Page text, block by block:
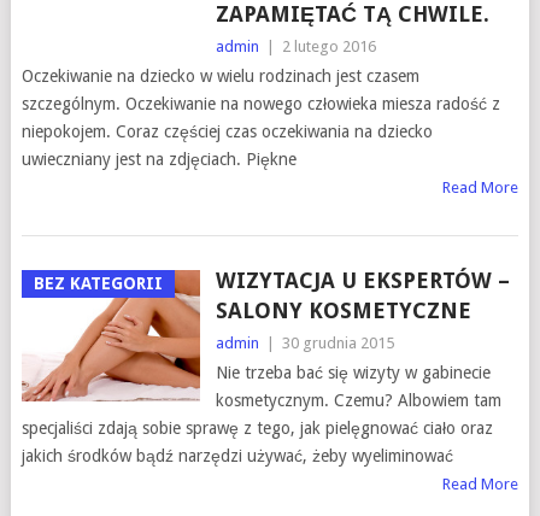
ZAPAMIĘTAĆ TĄ CHWILE.
admin 2 lutego 2016
Oczekiwanie na dziecko w wielu rodzinach jest czasem
szczególnym. Oczekiwanie na nowego człowieka miesza radość z
niepokojem. Coraz częściej czas oczekiwania na dziecko
uwieczniany jest na zdjęciach. Piękne
Read More
BEZ KATEGORII
WIZYTACJA U EKSPERTÓW –
SALONY KOSMETYCZNE
admin 30 grudnia 2015
Nie trzeba bać się wizyty w gabinecie
kosmetycznym. Czemu? Albowiem tam
specjaliści zdają sobie sprawę z tego, jak pielęgnować ciało oraz
jakich środków bądź narzędzi używać, żeby wyeliminować
Read More